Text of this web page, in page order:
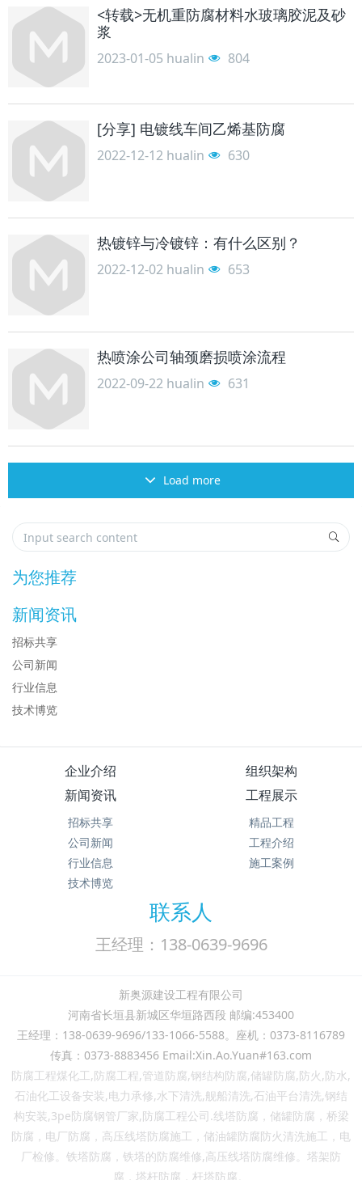
<转载>无机重防腐材料水玻璃胶泥及砂
浆
2023-01-05 hualin 804
[分享] 电镀线车间乙烯基防腐
2022-12-12 hualin 630
热镀锌与冷镀锌：有什么区别？
2022-12-02 hualin 653
热喷涂公司轴颈磨损喷涂流程
2022-09-22 hualin 631
Load more
为您推荐
新闻资讯
招标共享
公司新闻
行业信息
技术博览
企业介绍
组织架构
新闻资讯
招标共享
公司新闻
行业信息
技术博览
工程展示
精品工程
工程介绍
施工案例
联系人
王经理：138-0639-9696
新奥源建设工程有限公司
河南省长垣县新城区华垣路西段 邮编:453400
王经理：138-0639-9696/133-1066-5588。座机：0373-8116789
传真：0373-8883456 Email:Xin.Ao.Yuan#163.com
防腐工程煤化工,防腐工程,管道防腐,钢结构防腐,储罐防腐,防火,防水,
石油化工设备安装,电力承修,水下清洗,舰船清洗,石油平台清洗,钢结
构安装,3pe防腐钢管厂家,防腐工程公司.线塔防腐，储罐防腐，桥梁
防腐，电厂防腐，高压线塔防腐施工，储油罐防腐防火清洗施工，电
厂检修。铁塔防腐，铁塔的防腐维修,高压线塔防腐维修。塔架防
腐， 塔杆防腐， 杆塔防腐。